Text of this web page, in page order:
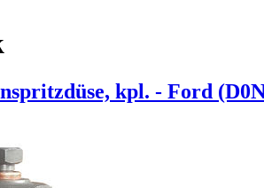
kpl. - Ford